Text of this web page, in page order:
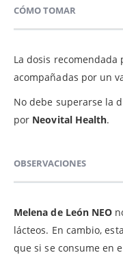
CÓMO TOMAR
La dosis recomendada
acompañadas por un
No debe superarse la
por Neovital Health.
OBSERVACIONES
Melena de León NEO
lácteos. En cambio,
que si se consume en